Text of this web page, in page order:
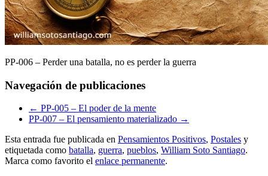
PP-006 – Perder una batalla, no es perder la guerra
Navegación de publicaciones
← PP-005 – El poder de la mente
PP-007 – El pensamiento materializado →
Esta entrada fue publicada en Pensamientos Positivos, Postales y
etiquetada como batalla, guerra, pueblos, William Soto Santiago.
Marca como favorito el enlace permanente.